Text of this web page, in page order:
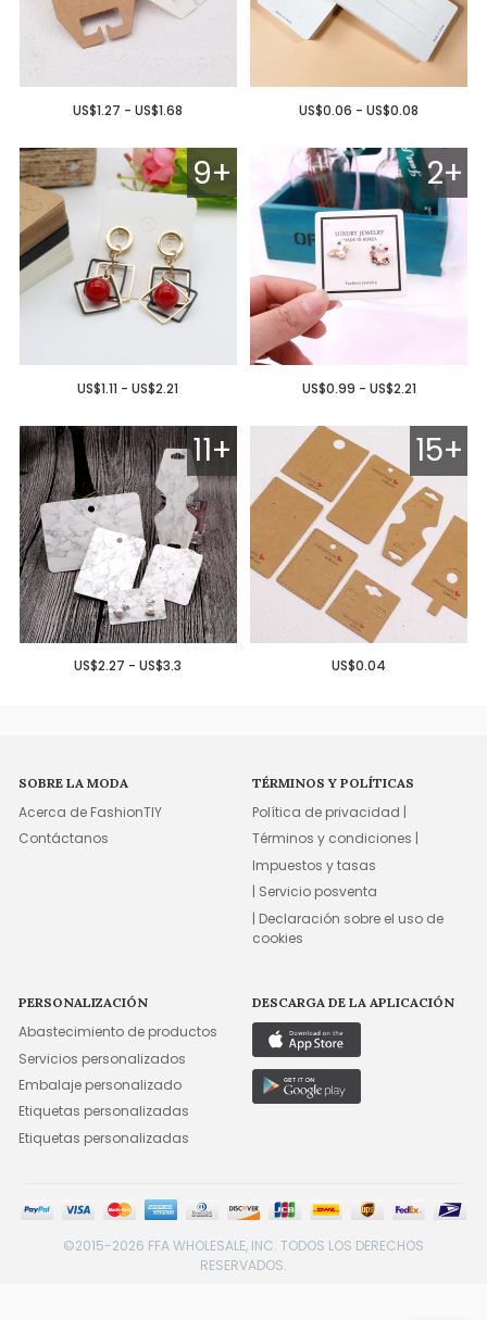
US$1.27 - US$1.68 US$0.06 - US$0.08
9+
US$1.11 - US$2.21
2+
US$0.99 - US$2.21
11+
US$2.27 - US$3.3
15+
US$0.04
SOBRE LA MODA
Acerca de FashionTIY
Contáctanos
TÉRMINOS Y POLÍTICAS
Política de privacidad |
Términos y condiciones |
Impuestos y tasas
| Servicio posventa
| Declaración sobre el uso de
cookies
PERSONALIZACIÓN
Abastecimiento de productos
Servicios personalizados
Embalaje personalizado
Etiquetas personalizadas
Etiquetas personalizadas
DESCARGA DE LA APLICACIÓN
©2015-2026 FFA WHOLESALE, INC. TODOS LOS DERECHOS
RESERVADOS.